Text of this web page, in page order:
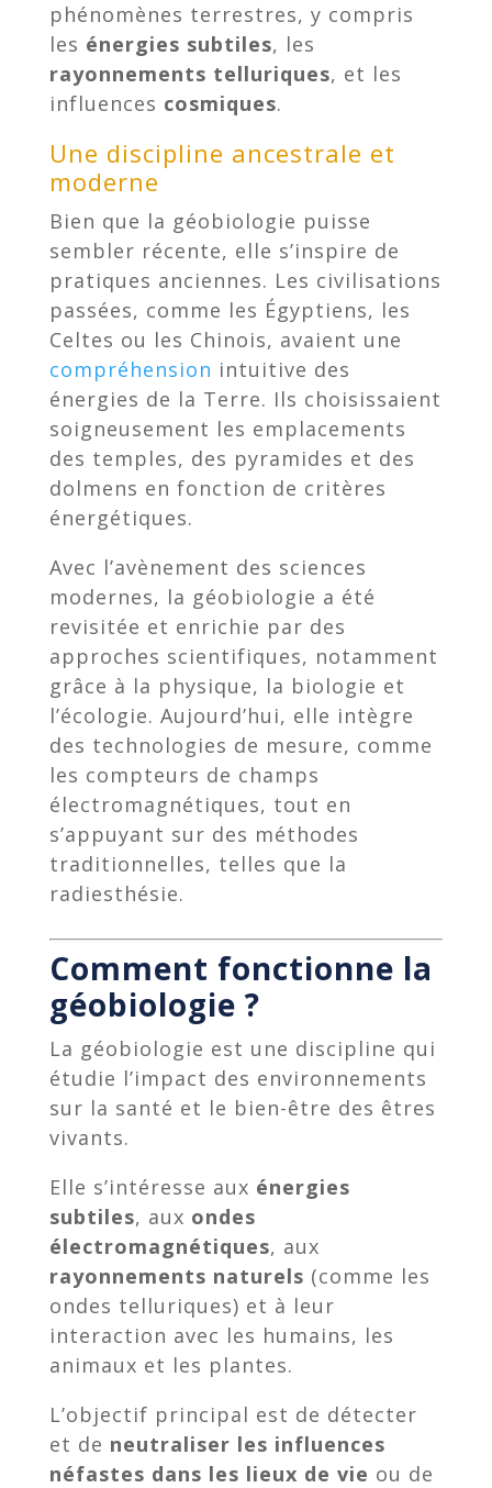
phénomènes terrestres, y compris
les énergies subtiles, les
rayonnements telluriques, et les
influences cosmiques.
Une discipline ancestrale et
moderne
Bien que la géobiologie puisse
sembler récente, elle s’inspire de
pratiques anciennes. Les civilisations
passées, comme les Égyptiens, les
Celtes ou les Chinois, avaient une
compréhension intuitive des
énergies de la Terre. Ils choisissaient
soigneusement les emplacements
des temples, des pyramides et des
dolmens en fonction de critères
énergétiques.
Avec l’avènement des sciences
modernes, la géobiologie a été
revisitée et enrichie par des
approches scientifiques, notamment
grâce à la physique, la biologie et
l’écologie. Aujourd’hui, elle intègre
des technologies de mesure, comme
les compteurs de champs
électromagnétiques, tout en
s’appuyant sur des méthodes
traditionnelles, telles que la
radiesthésie.
Comment fonctionne la
géobiologie ?
La géobiologie est une discipline qui
étudie l’impact des environnements
sur la santé et le bien-être des êtres
vivants.
Elle s’intéresse aux énergies
subtiles, aux ondes
électromagnétiques, aux
rayonnements naturels (comme les
ondes telluriques) et à leur
interaction avec les humains, les
animaux et les plantes.
L’objectif principal est de détecter
et de neutraliser les influences
néfastes dans les lieux de vie ou de